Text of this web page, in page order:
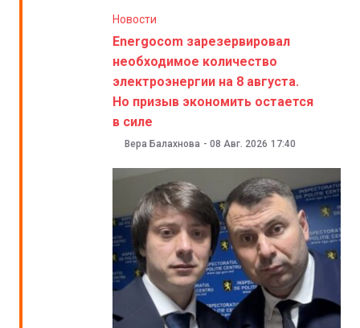
Новости
Energocom зарезервировал
необходимое количество
электроэнергии на 8 августа.
Но призыв экономить остается
в силе
Вера Балахнова - 08 Авг. 2026 17:40